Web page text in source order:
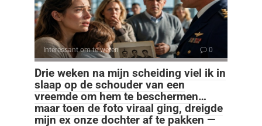
Interessant om te weten 0
Drie weken na mijn scheiding viel ik in
slaap op de schouder van een
vreemde om hem te beschermen…
maar toen de foto viraal ging, dreigde
mijn ex onze dochter af te pakken —